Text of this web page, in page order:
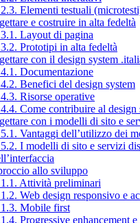
Elementi testuali
e costruire in alta fedeltà
Layout di pagina
Prototipi in alta fedeltà
con il design system
Documentazione
Benefici del design system
Risorse operative
Come contribuire al design
con i modelli di sito e
Vantaggi dell’utilizzo dei
I modelli di sito e servizi
allo sviluppo
Attività preliminari
Web design responsivo e
Mobile first
Progressive enhancement